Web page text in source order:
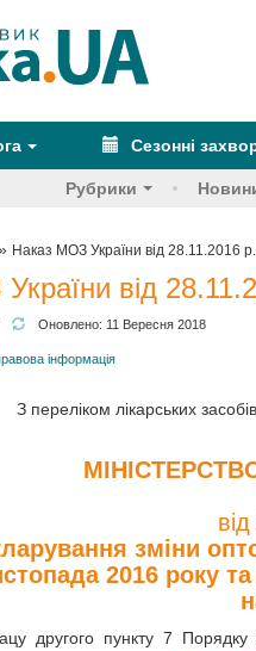
Сезонні
Рубрики
Наказ МОЗ України від 28.11.2016
від
Оновлено: 11 Вересня 2018
інформація
З переліком лікарських
зміни
2016 року
другого пункту 7